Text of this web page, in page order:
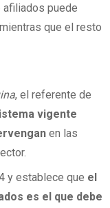
afiliados puede
que el resto
, el referente de
vigente
en las
y establece que el
es el que debe